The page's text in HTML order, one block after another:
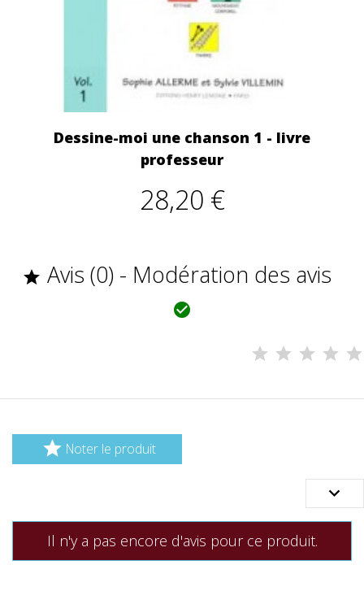
Dessine-moi une chanson 1 - livre
professeur
28,20 €
 Avis (0) - Modération des avis

 Noter le produit

Il n'y a pas encore d'avis pour ce produit.